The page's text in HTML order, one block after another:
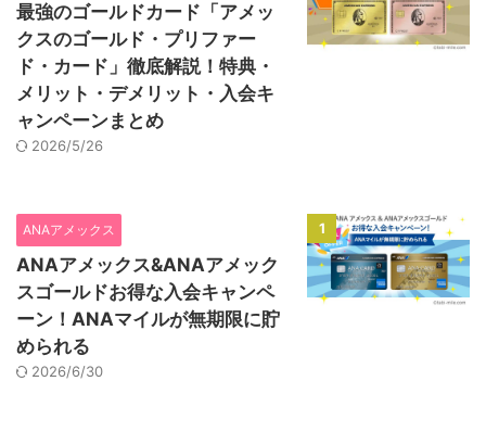
最強のゴールドカード「アメッ
クスのゴールド・プリファー
ド・カード」徹底解説！特典・
メリット・デメリット・入会キ
ャンペーンまとめ
2026/5/26
1
ANAアメックス
ANAアメックス&ANAアメック
スゴールドお得な入会キャンペ
ーン！ANAマイルが無期限に貯
められる
2026/6/30